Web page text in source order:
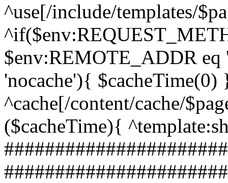
^use[/include/templates/
$env:REMOTE_ADDR eq
'nocache'){
^cache[/content/cache/
($cacheTime){